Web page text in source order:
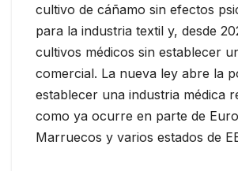
cultivo de cáñamo sin efectos
para la industria textil y, desde
cultivos médicos sin establecer
comercial. La nueva ley abre la
establecer una industria médica
como ya ocurre en parte de
Marruecos y varios estados de